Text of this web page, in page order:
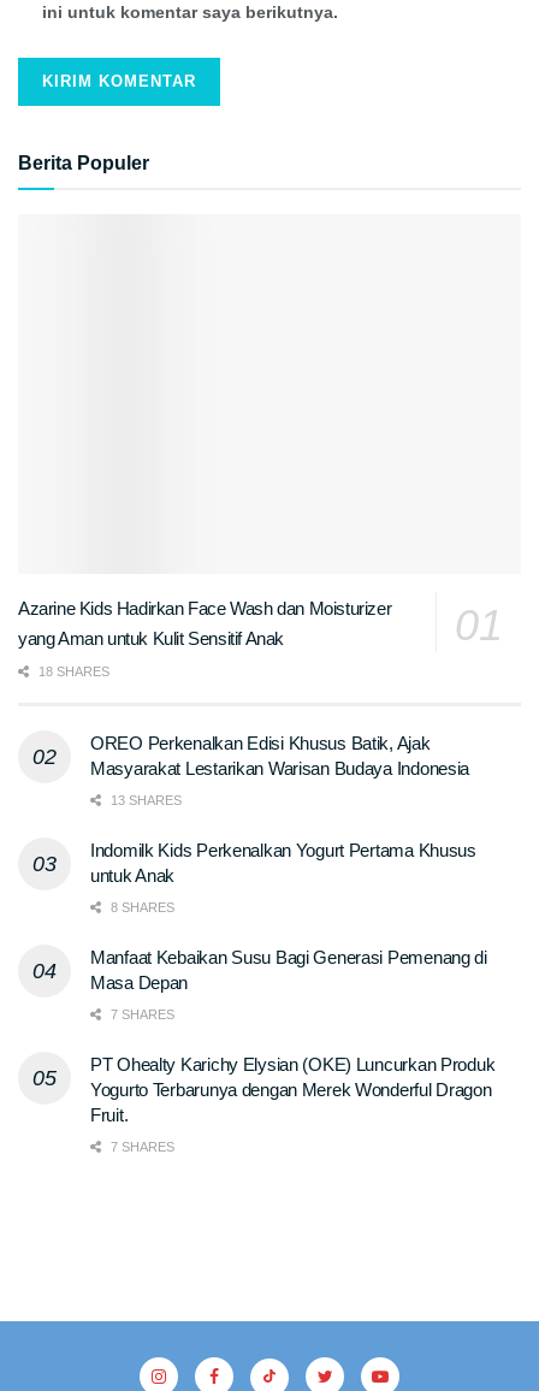
ini untuk komentar saya berikutnya.
Berita Populer
Azarine Kids Hadirkan Face Wash dan Moisturizer
yang Aman untuk Kulit Sensitif Anak
18 SHARES
OREO Perkenalkan Edisi Khusus Batik, Ajak
Masyarakat Lestarikan Warisan Budaya Indonesia
13 SHARES
Indomilk Kids Perkenalkan Yogurt Pertama Khusus
untuk Anak
8 SHARES
Manfaat Kebaikan Susu Bagi Generasi Pemenang di
Masa Depan
7 SHARES
PT Ohealty Karichy Elysian (OKE) Luncurkan Produk
Yogurto Terbarunya dengan Merek Wonderful Dragon
Fruit.
7 SHARES